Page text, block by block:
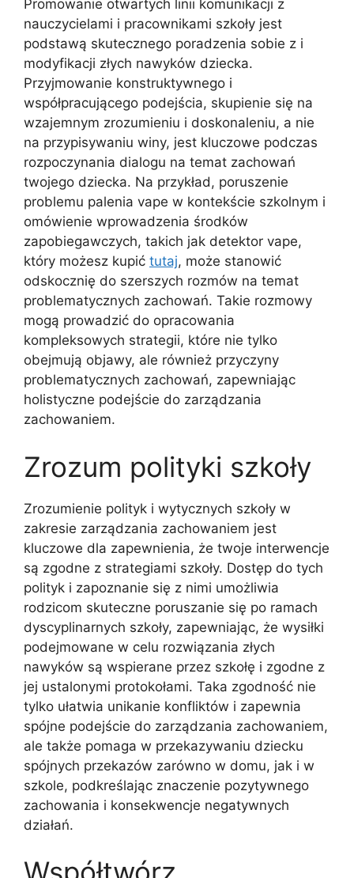
Promowanie otwartych linii komunikacji z
nauczycielami i pracownikami szkoły jest
podstawą skutecznego poradzenia sobie z i
modyfikacji złych nawyków dziecka.
Przyjmowanie konstruktywnego i
współpracującego podejścia, skupienie się na
wzajemnym zrozumieniu i doskonaleniu, a nie
na przypisywaniu winy, jest kluczowe podczas
rozpoczynania dialogu na temat zachowań
twojego dziecka. Na przykład, poruszenie
problemu palenia vape w kontekście szkolnym i
omówienie wprowadzenia środków
zapobiegawczych, takich jak detektor vape,
który możesz kupić tutaj, może stanowić
odskocznię do szerszych rozmów na temat
problematycznych zachowań. Takie rozmowy
mogą prowadzić do opracowania
kompleksowych strategii, które nie tylko
obejmują objawy, ale również przyczyny
problematycznych zachowań, zapewniając
holistyczne podejście do zarządzania
zachowaniem.
Zrozum polityki szkoły
Zrozumienie polityk i wytycznych szkoły w
zakresie zarządzania zachowaniem jest
kluczowe dla zapewnienia, że twoje interwencje
są zgodne z strategiami szkoły. Dostęp do tych
polityk i zapoznanie się z nimi umożliwia
rodzicom skuteczne poruszanie się po ramach
dyscyplinarnych szkoły, zapewniając, że wysiłki
podejmowane w celu rozwiązania złych
nawyków są wspierane przez szkołę i zgodne z
jej ustalonymi protokołami. Taka zgodność nie
tylko ułatwia unikanie konfliktów i zapewnia
spójne podejście do zarządzania zachowaniem,
ale także pomaga w przekazywaniu dziecku
spójnych przekazów zarówno w domu, jak i w
szkole, podkreślając znaczenie pozytywnego
zachowania i konsekwencje negatywnych
działań.